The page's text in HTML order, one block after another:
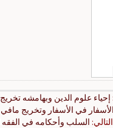
إحياء علوم الدين وبهامشه
في الأسفار وتخريج مافي
السلب وأحكامه في الفقه